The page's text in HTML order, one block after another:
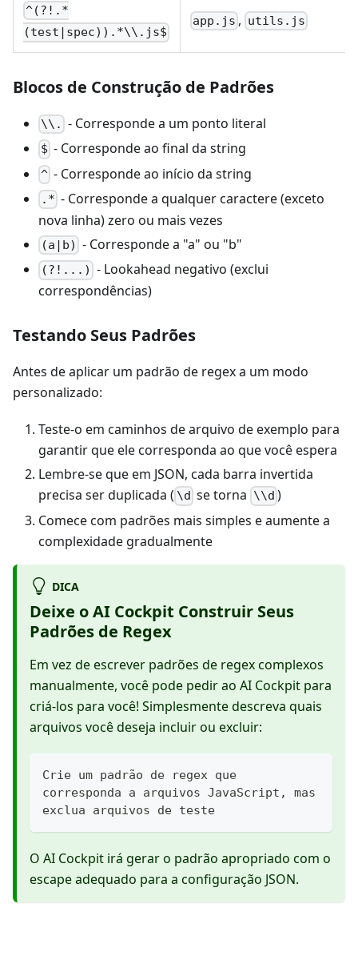
^(?!.*
(test|spec)).*\\.js$
app.js , utils.js
Blocos de Construção de Padrões
\\. - Corresponde a um ponto literal
$ - Corresponde ao final da string
^ - Corresponde ao início da string
.* - Corresponde a qualquer caractere (exceto
nova linha) zero ou mais vezes
(a|b) - Corresponde a "a" ou "b"
(?!...) - Lookahead negativo (exclui
correspondências)
Testando Seus Padrões
Antes de aplicar um padrão de regex a um modo
personalizado:
Teste-o em caminhos de arquivo de exemplo para
garantir que ele corresponda ao que você espera
Lembre-se que em JSON, cada barra invertida
precisa ser duplicada ( \d se torna \\d )
Comece com padrões mais simples e aumente a
complexidade gradualmente
DICA
Deixe o AI Cockpit Construir Seus
Padrões de Regex
Em vez de escrever padrões de regex complexos
manualmente, você pode pedir ao AI Cockpit para
criá-los para você! Simplesmente descreva quais
arquivos você deseja incluir ou excluir:
Crie um padrão de regex que
corresponda a arquivos JavaScript, mas
exclua arquivos de teste
O AI Cockpit irá gerar o padrão apropriado com o
escape adequado para a configuração JSON.